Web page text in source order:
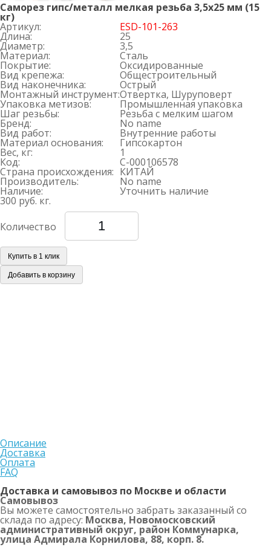
Саморез гипс/металл мелкая резьба 3,5х25 мм (15
кг)
Артикул: ESD-101-263
Длина: 25
Диаметр: 3,5
Материал: Сталь
Покрытие: Оксидированные
Вид крепежа: Общестроительный
Вид наконечника: Острый
Монтажный инструмент:Отвертка, Шуруповерт
Упаковка метизов: Промышленная упаковка
Шаг резьбы: Резьба с мелким шагом
Бренд: No name
Вид работ: Внутренние работы
Материал основания: Гипсокартон
Вес, кг: 1
Код: С-000106578
Страна происхождения: КИТАЙ
Производитель: No name
Наличие: Уточнить наличие
300 руб. кг.
Количество
Купить в 1 клик
Добавить в корзину
Описание
Доставка
Оплата
FAQ
Доставка и самовывоз по Москве и области
Самовывоз
Вы можете самостоятельно забрать заказанный со
склада по адресу: Москва, Новомосковский
административный округ, район Коммунарка,
улица Адмирала Корнилова, 88, корп. 8.